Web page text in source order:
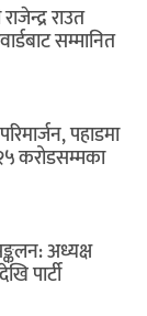
राउत
सम्मानित
पहाडमा
करोडसम्मका
अध्यक्ष
पार्टी